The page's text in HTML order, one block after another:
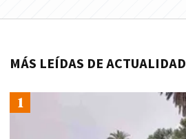
MÁS LEÍDAS DE ACTUALIDAD